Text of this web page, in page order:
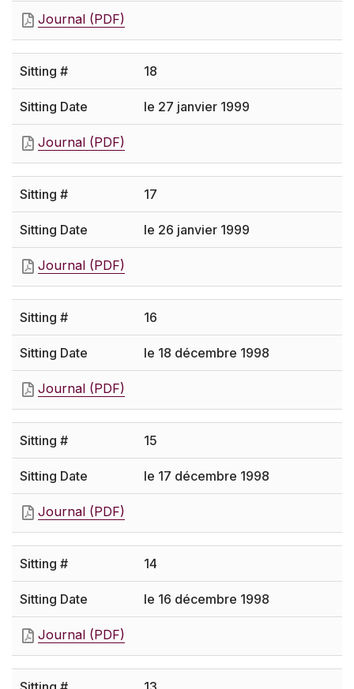
Journal (PDF)
18
le 27 janvier 1999
Journal (PDF)
17
le 26 janvier 1999
Journal (PDF)
16
le 18 décembre 1998
Journal (PDF)
15
le 17 décembre 1998
Journal (PDF)
14
le 16 décembre 1998
Journal (PDF)